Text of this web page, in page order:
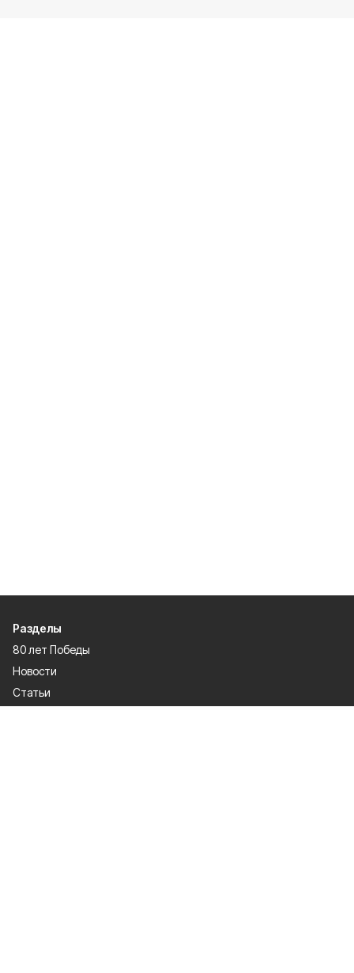
Разделы
80 лет Победы
Новости
Статьи